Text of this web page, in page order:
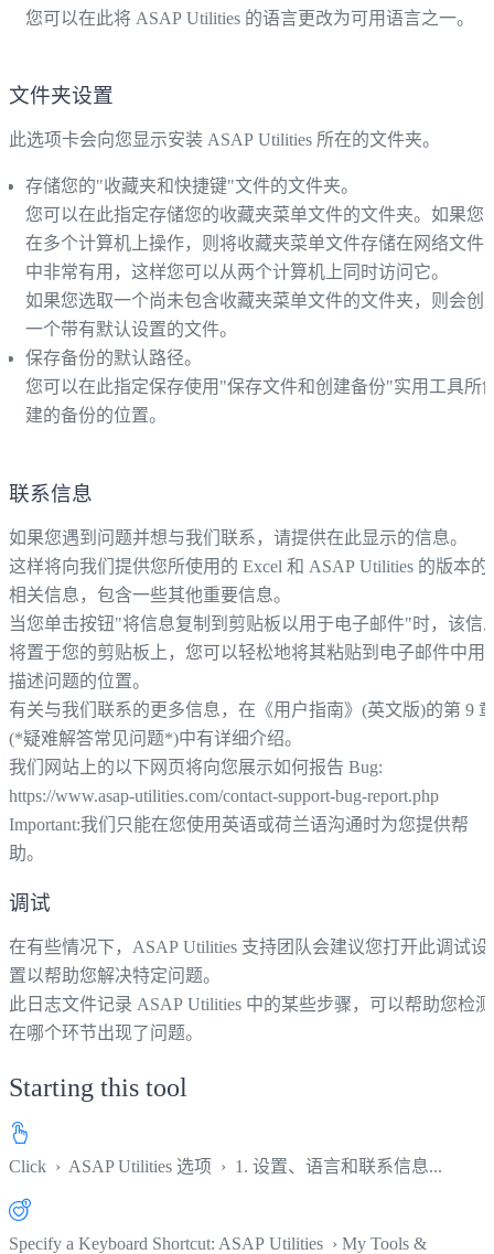
您可以在此将 ASAP Utilities 的语言更改为可用语言之一。
文件夹设置
此选项卡会向您显示安装 ASAP Utilities 所在的文件夹。
存储您的"收藏夹和快捷键"文件的文件夹。
您可以在此指定存储您的收藏夹菜单文件的文件夹。如果您
在多个计算机上操作，则将收藏夹菜单文件存储在网络文件
中非常有用，这样您可以从两个计算机上同时访问它。
如果您选取一个尚未包含收藏夹菜单文件的文件夹，则会创
一个带有默认设置的文件。
保存备份的默认路径。
您可以在此指定保存使用"保存文件和创建备份"实用工具所
建的备份的位置。
联系信息
如果您遇到问题并想与我们联系，请提供在此显示的信息。
这样将向我们提供您所使用的 Excel 和 ASAP Utilities 的版本的
相关信息，包含一些其他重要信息。
当您单击按钮"将信息复制到剪贴板以用于电子邮件"时，该信
将置于您的剪贴板上，您可以轻松地将其粘贴到电子邮件中用
描述问题的位置。
有关与我们联系的更多信息，在《用户指南》(英文版)的第 9
(*疑难解答常见问题*)中有详细介绍。
我们网站上的以下网页将向您展示如何报告 Bug:
https://www.asap-utilities.com/contact-support-bug-report.php
Important:我们只能在您使用英语或荷兰语沟通时为您提供帮
助。
调试
在有些情况下，ASAP Utilities 支持团队会建议您打开此调试设
置以帮助您解决特定问题。
此日志文件记录 ASAP Utilities 中的某些步骤，可以帮助您检测
在哪个环节出现了问题。
Starting this tool
Click › ASAP Utilities 选项 › 1. 设置、语言和联系信息...
Specify a Keyboard Shortcut: ASAP Utilities › My Tools &